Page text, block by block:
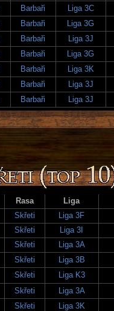
Barbaři Liga 3C
Barbaři Liga 3G
Barbaři Liga 3J
Barbaři Liga 3G
Barbaři Liga 3K
Barbaři Liga 3J
Barbaři Liga 3J
Rasa Liga
Skřeti Liga 3F
Skřeti Liga 3I
Skřeti Liga 3A
Skřeti Liga 3B
Skřeti Liga K3
Skřeti Liga 3A
Skřeti Liga 3K